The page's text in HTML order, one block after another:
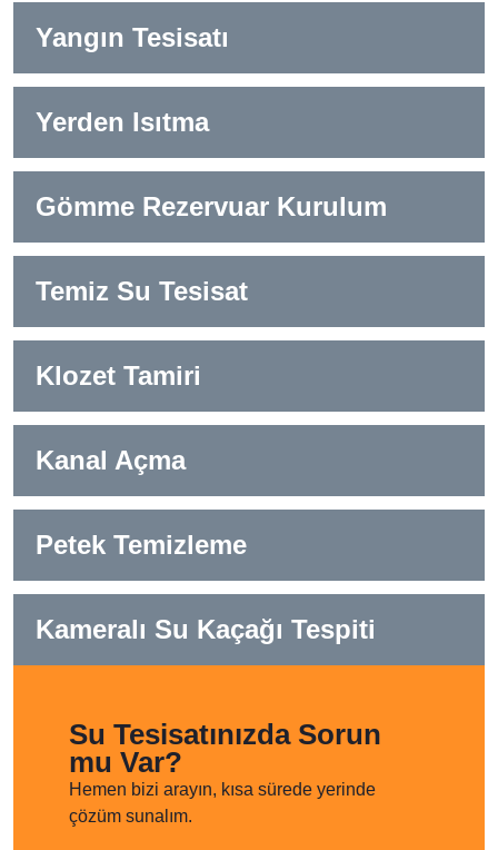
Yangın Tesisatı
Yerden Isıtma
Gömme Rezervuar Kurulum
Temiz Su Tesisat
Klozet Tamiri
Kanal Açma
Petek Temizleme
Kameralı Su Kaçağı Tespiti
Su Tesisatınızda Sorun
mu Var?
Hemen bizi arayın, kısa sürede yerinde
çözüm sunalım.